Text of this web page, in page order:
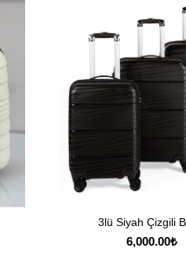
SEPETE
3lü Siyah Çizgili
6,000.00₺